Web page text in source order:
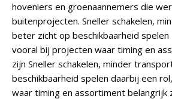
hoveniers en groenaannemers die
buitenprojecten. Sneller schakelen,
beter zicht op beschikbaarheid spelen
vooral bij projecten waar timing en
zijn Sneller schakelen, minder
beschikbaarheid spelen daarbij een
waar timing en assortiment belangrijk